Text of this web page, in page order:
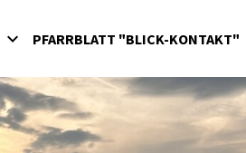
PFARRBLATT "BLICK-KONTAKT"